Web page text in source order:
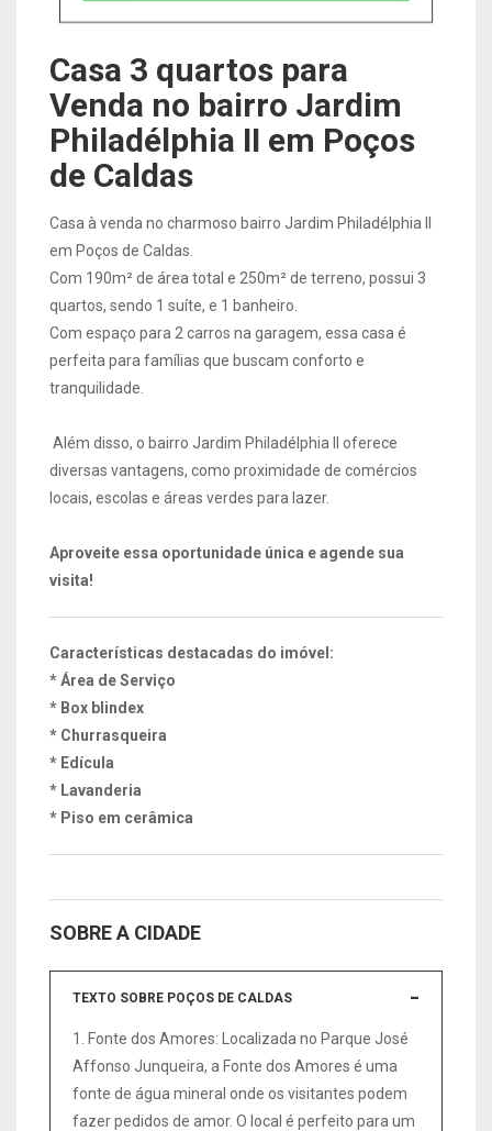
Casa 3 quartos para
Venda no bairro Jardim
Philadélphia II em Poços
de Caldas
Casa à venda no charmoso bairro Jardim Philadélphia II
em Poços de Caldas.
Com 190m² de área total e 250m² de terreno, possui 3
quartos, sendo 1 suíte, e 1 banheiro.
Com espaço para 2 carros na garagem, essa casa é
perfeita para famílias que buscam conforto e
tranquilidade.
Além disso, o bairro Jardim Philadélphia II oferece
diversas vantagens, como proximidade de comércios
locais, escolas e áreas verdes para lazer.
Aproveite essa oportunidade única e agende sua
visita!
Características destacadas do imóvel:
* Área de Serviço
* Box blindex
* Churrasqueira
* Edícula
* Lavanderia
* Piso em cerâmica
SOBRE A CIDADE
TEXTO SOBRE POÇOS DE CALDAS
1. Fonte dos Amores: Localizada no Parque José
Affonso Junqueira, a Fonte dos Amores é uma
fonte de água mineral onde os visitantes podem
fazer pedidos de amor. O local é perfeito para um